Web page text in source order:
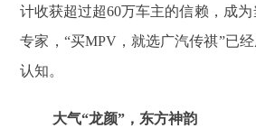
计收获超过超60万车主的信赖，成
专家，“买MPV，就选广汽传祺”已
认知。
大气“龙颜”，东方神韵